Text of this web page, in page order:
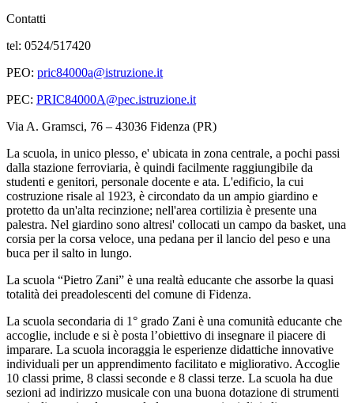
Contatti
tel: 0524/517420
PEO: pric84000a@istruzione.it
PEC: PRIC84000A@pec.istruzione.it
Via A. Gramsci, 76 – 43036 Fidenza (PR)
La scuola, in unico plesso, e' ubicata in zona centrale, a pochi passi
dalla stazione ferroviaria, è quindi facilmente raggiungibile da
studenti e genitori, personale docente e ata. L'edificio, la cui
costruzione risale al 1923, è circondato da un ampio giardino e
protetto da un'alta recinzione; nell'area cortilizia è presente una
palestra. Nel giardino sono altresi' collocati un campo da basket, una
corsia per la corsa veloce, una pedana per il lancio del peso e una
buca per il salto in lungo.
La scuola “Pietro Zani” è una realtà educante che assorbe la quasi
totalità dei preadolescenti del comune di Fidenza.
La scuola secondaria di 1° grado Zani è una comunità educante che
accoglie, include e si è posta l’obiettivo di insegnare il piacere di
imparare. La scuola incoraggia le esperienze didattiche innovative
individuali per un apprendimento facilitato e migliorativo. Accoglie
10 classi prime, 8 classi seconde e 8 classi terze. La scuola ha due
sezioni ad indirizzo musicale con una buona dotazione di strumenti